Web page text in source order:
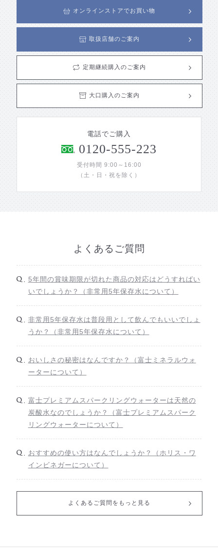
オンラインストアでお買い物
取扱店舗のご案内
定期継続購入のご案内
大口購入のご案内
電話でご購入
0120-555-223
受付時間 9:00～16:00
（土・日・祝を除く）
よくあるご質問
5年間の賞味期限が切れた商品の対応はどうすればい
いでしょうか？（非常用5年保存水について）
非常用5年保存水は普段用として飲んでもいいでしょ
うか？（非常用5年保存水について）
おいしさの秘密はなんですか？（富士ミネラルウォ
ーターについて）
富士プレミアムスパークリングウォーターは天然の
炭酸水なのでしょうか？（富士プレミアムスパーク
リングウォーターについて）
おすすめの使い方はなんでしょうか？（ホリス・ワ
インビネガーについて）
よくあるご質問をもっと見る